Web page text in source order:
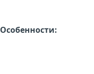
Особенности: